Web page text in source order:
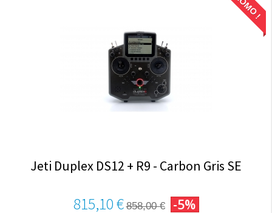
Jeti Duplex DS12 + R9 - Carbon Gris SE
815,10 € 858,00 € -5%